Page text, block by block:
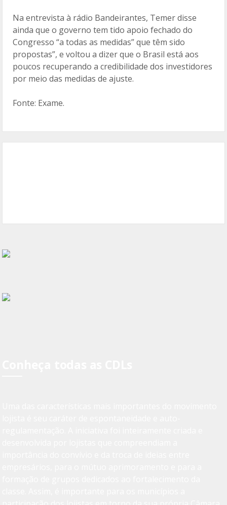
Na entrevista à rádio Bandeirantes, Temer disse
ainda que o governo tem tido apoio fechado do
Congresso “a todas as medidas” que têm sido
propostas”, e voltou a dizer que o Brasil está aos
poucos recuperando a credibilidade dos investidores
por meio das medidas de ajuste.
Fonte: Exame.